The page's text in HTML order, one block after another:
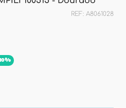
REF: A8061028